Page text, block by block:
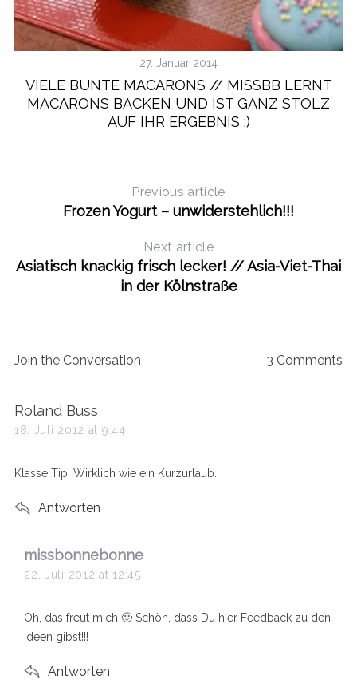
27. Januar 2014
VIELE BUNTE MACARONS // MISSBB LERNT
MACARONS BACKEN UND IST GANZ STOLZ
AUF IHR ERGEBNIS ;)
Previous article
Frozen Yogurt – unwiderstehlich!!!
Next article
Asiatisch knackig frisch lecker! // Asia-Viet-Thai
in der Kölnstraße
Join the Conversation 3 Comments
s
a
s
Roland Buss
18. Juli 2012 at 9:44
Klasse Tip! Wirklich wie ein Kurzurlaub..
Antworten
s
a
s
:
missbonnebonne
22. Juli 2012 at 12:45
Oh, das freut mich 🙂 Schön, dass Du hier Feedback zu den
Ideen gibst!!!
Antworten